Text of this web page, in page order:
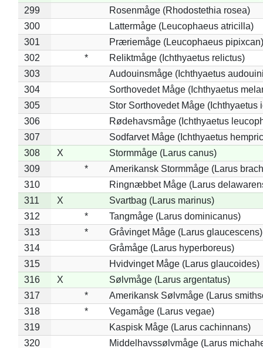
299
Rosenmåge (Rhodostethia rosea)
300
Lattermåge (Leucophaeus atricilla)
301
Præriemåge (Leucophaeus pipixcan)
302
*
Reliktmåge (Ichthyaetus relictus)
303
Audouinsmåge (Ichthyaetus
304
Sorthovedet Måge (Ichthyaetus
305
Stor Sorthovedet Måge (Ichthyaetus
306
Rødehavsmåge (Ichthyaetus
307
Sodfarvet Måge (Ichthyaetus
308
X
Stormmåge (Larus canus)
309
*
Amerikansk Stormmåge (Larus
310
Ringnæbbet Måge (Larus
311
X
Svartbag (Larus marinus)
312
*
Tangmåge (Larus dominicanus)
313
*
Gråvinget Måge (Larus glaucescens)
314
Gråmåge (Larus hyperboreus)
315
Hvidvinget Måge (Larus glaucoides)
316
X
Sølvmåge (Larus argentatus)
317
*
Amerikansk Sølvmåge (Larus
318
*
Vegamåge (Larus vegae)
319
Kaspisk Måge (Larus cachinnans)
320
Middelhavssølvmåge (Larus